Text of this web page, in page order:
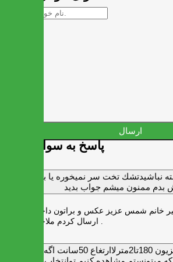
ارسال
پاسخ به سوالات شما
نباشيدتشك تخت سر نميخوره يا برنميگرده
بدم ممنون ميشم جواب بديد
خانم شمس عزیز عکس و براتون داخل واتس اپ
میزتلویزیون 180تا2مترلاارتغاع 50سانت اگه